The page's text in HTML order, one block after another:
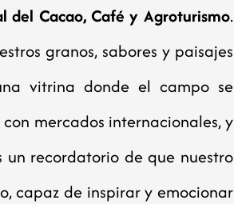
del Cacao, Café y Agroturismo.
granos, sabores y paisajes
vitrina donde el campo se
mercados internacionales, y
recordatorio de que nuestro
capaz de inspirar y emocionar